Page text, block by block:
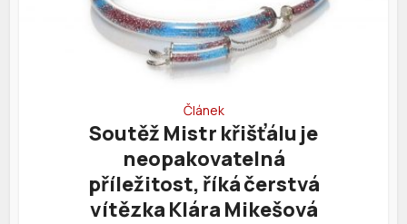
Článek
Soutěž Mistr křišťálu je
neopakovatelná
příležitost, říká čerstvá
vítězka Klára Mikešová